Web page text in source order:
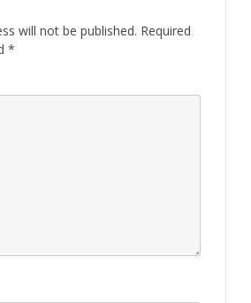
will not be published. Required
*